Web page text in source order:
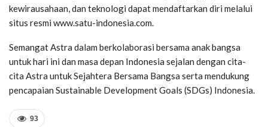
kewirausahaan, dan teknologi dapat mendaftarkan diri melalui
situs resmi www.satu-indonesia.com.
Semangat Astra dalam berkolaborasi bersama anak bangsa
untuk hari ini dan masa depan Indonesia sejalan dengan cita-
cita Astra untuk Sejahtera Bersama Bangsa serta mendukung
pencapaian Sustainable Development Goals (SDGs) Indonesia.
93